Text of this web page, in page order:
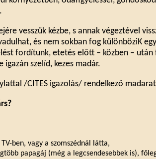
vesszük kézbe, s annak végeztével
és nem sokban fog különböziK
fordítunk, etetés előtt – közben –
szelíd, kezes madár.
/CITES igazolás/ rendelkező
ben, vagy a szomszédnál látta,
papagáj (még a legcsendesebbek is),